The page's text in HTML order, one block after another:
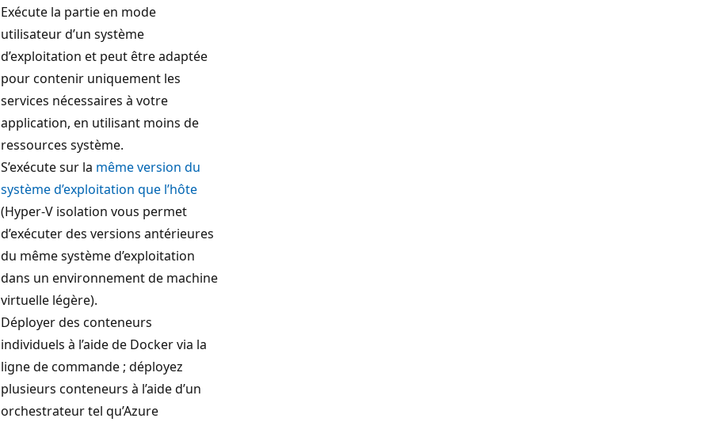
Exécute la partie en mode
utilisateur d’un système
d’exploitation et peut être adaptée
pour contenir uniquement les
services nécessaires à votre
application, en utilisant moins de
ressources système.
S’exécute sur la même version du
système d’exploitation que l’hôte
(Hyper-V isolation vous permet
d’exécuter des versions antérieures
du même système d’exploitation
dans un environnement de machine
virtuelle légère).
Déployer des conteneurs
individuels à l’aide de Docker via la
ligne de commande ; déployez
plusieurs conteneurs à l’aide d’un
orchestrateur tel qu’Azure